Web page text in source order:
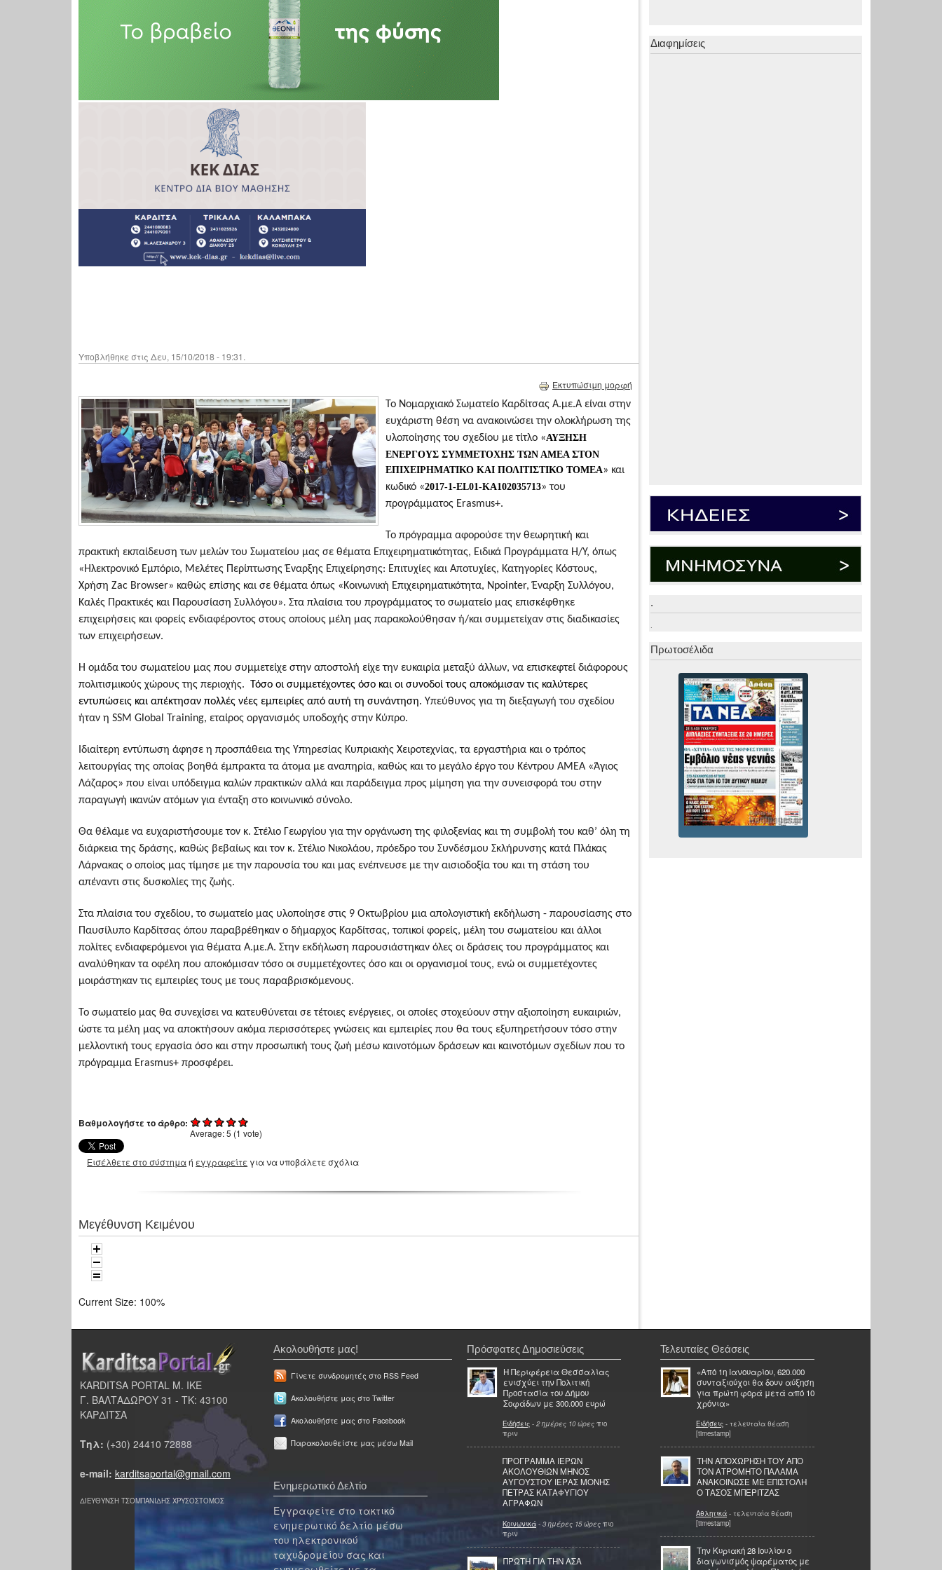
Υποβλήθηκε στις Δευ, 15/10/2018 - 19:31.
Εκτυπώσιμη μορφή
Το Νομαρχιακό Σωματείο Καρδίτσας Α.με.Α είναι στην
ευχάριστη θέση να ανακοινώσει την ολοκλήρωση της
υλοποίησης του σχεδίου με τίτλο «ΑΥΞΗΣΗ
ΕΝΕΡΓΟΥΣ ΣΥΜΜΕΤΟΧΗΣ ΤΩΝ ΑΜΕΑ ΣΤΟΝ
ΕΠΙΧΕΙΡΗΜΑΤΙΚΟ ΚΑΙ ΠΟΛΙΤΙΣΤΙΚΟ ΤΟΜΕΑ» και
κωδικό «2017-1-EL01-KA102035713» του
προγράμματος Erasmus+.
Το πρόγραμμα αφορούσε την θεωρητική και
πρακτική εκπαίδευση των μελών του Σωματείου μας σε θέματα Επιχειρηματικότητας, Ειδικά Προγράμματα Η/Υ, όπως
«Ηλεκτρονικό Εμπόριο, Μελέτες Περίπτωσης Έναρξης Επιχείρησης: Επιτυχίες και Αποτυχίες, Κατηγορίες Κόστους,
Χρήση Zac Browser» καθώς επίσης και σε θέματα όπως «Κοινωνική Επιχειρηματικότητα, Npointer, Έναρξη Συλλόγου,
Καλές Πρακτικές και Παρουσίαση Συλλόγου». Στα πλαίσια του προγράμματος το σωματείο μας επισκέφθηκε
επιχειρήσεις και φορείς ενδιαφέροντος στους οποίους μέλη μας παρακολούθησαν ή/και συμμετείχαν στις διαδικασίες
των επιχειρήσεων.
Η ομάδα του σωματείου μας που συμμετείχε στην αποστολή είχε την ευκαιρία μεταξύ άλλων, να επισκεφτεί διάφορους
πολιτισμικούς χώρους της περιοχής. Τόσο οι συμμετέχοντες όσο και οι συνοδοί τους αποκόμισαν τις καλύτερες
εντυπώσεις και απέκτησαν πολλές νέες εμπειρίες από αυτή τη συνάντηση. Υπεύθυνος για τη διεξαγωγή του σχεδίου
ήταν η SSM Global Training, εταίρος οργανισμός υποδοχής στην Κύπρο.
Ιδιαίτερη εντύπωση άφησε η προσπάθεια της Υπηρεσίας Κυπριακής Χειροτεχνίας, τα εργαστήρια και ο τρόπος
λειτουργίας της οποίας βοηθά έμπρακτα τα άτομα με αναπηρία, καθώς και το μεγάλο έργο του Κέντρου ΑΜΕΑ «Άγιος
Λάζαρος» που είναι υπόδειγμα καλών πρακτικών αλλά και παράδειγμα προς μίμηση για την συνεισφορά του στην
παραγωγή ικανών ατόμων για ένταξη στο κοινωνικό σύνολο.
Θα θέλαμε να ευχαριστήσουμε τον κ. Στέλιο Γεωργίου για την οργάνωση της φιλοξενίας και τη συμβολή του καθ’ όλη τη
διάρκεια της δράσης, καθώς βεβαίως και τον κ. Στέλιο Νικολάου, πρόεδρο του Συνδέσμου Σκλήρυνσης κατά Πλάκας
Λάρνακας ο οποίος μας τίμησε με την παρουσία του και μας ενέπνευσε με την αισιοδοξία του και τη στάση του
απέναντι στις δυσκολίες της ζωής.
Στα πλαίσια του σχεδίου, το σωματείο μας υλοποίησε στις 9 Οκτωβρίου μια απολογιστική εκδήλωση - παρουσίασης στο
Παυσίλυπο Καρδίτσας όπου παραβρέθηκαν ο δήμαρχος Καρδίτσας, τοπικοί φορείς, μέλη του σωματείου και άλλοι
πολίτες ενδιαφερόμενοι για θέματα Α.με.Α. Στην εκδήλωση παρουσιάστηκαν όλες οι δράσεις του προγράμματος και
αναλύθηκαν τα οφέλη που αποκόμισαν τόσο οι συμμετέχοντες όσο και οι οργανισμοί τους, ενώ οι συμμετέχοντες
μοιράστηκαν τις εμπειρίες τους με τους παραβρισκόμενους.
Το σωματείο μας θα συνεχίσει να κατευθύνεται σε τέτοιες ενέργειες, οι οποίες στοχεύουν στην αξιοποίηση ευκαιριών,
ώστε τα μέλη μας να αποκτήσουν ακόμα περισσότερες γνώσεις και εμπειρίες που θα τους εξυπηρετήσουν τόσο στην
μελλοντική τους εργασία όσο και στην προσωπική τους ζωή μέσω καινοτόμων δράσεων και καινοτόμων σχεδίων που το
πρόγραμμα Erasmus+ προσφέρει.
Βαθμολογήστε το άρθρο:
Average:5 (1 vote)
Εισέλθετε στο σύστημαή εγγραφείτε για να υποβάλετε σχόλια
Μεγέθυνση Κειμένου
Current Size: 100%
Διαφημίσεις
.
.
Πρωτοσέλιδα
KARDITSA PORTAL Μ. ΙΚΕ
Γ. ΒΑΛΤΑΔΩΡΟΥ 31 - ΤΚ: 43100
ΚΑΡΔΙΤΣΑ
Τηλ: (+30) 24410 72888
e-mail: karditsaportal@gmail.com
ΔΙΕΥΘΥΝΣΗ ΤΣΟΜΠΑΝΙΔΗΣ ΧΡΥΣΟΣΤΟΜΟΣ
Ακολουθήστε μας!
Γίνετε συνδρομητές στο RSS Feed
Ακολουθήστε μας στο Twitter
Ακολουθήστε μας στο Facebook
Παρακολουθείστε μας μέσω Mail
Ενημερωτικό Δελτίο
Εγγραφείτε στο τακτικό
ενημερωτικό δελτίο μέσω
του ηλεκτρονικού
ταχυδρομείου σας και
Πρόσφατες Δημοσιεύσεις
Η Περιφέρεια Θεσσαλίας
ενισχύει την Πολιτική
Προστασία του Δήμου
Σοφάδων με 300.000 ευρώ
Ειδήσεις - 2 ημέρες 10 ώρες πιο
πριν
ΠΡΟΓΡΑΜΜΑ ΙΕΡΩΝ
ΑΚΟΛΟΥΘΙΩΝ ΜΗΝΟΣ
ΑΥΓΟΥΣΤΟΥ ΙΕΡΑΣ ΜΟΝΗΣ
ΠΕΤΡΑΣ ΚΑΤΑΦΥΓΙΟΥ
ΑΓΡΑΦΩΝ
Κοινωνικά - 3 ημέρες 15 ώρες πιο
πριν
ΠΡΩΤΗ ΓΙΑ ΤΗΝ ΑΣΑ
Τελευταίες Θεάσεις
«Από 1η Ιανουαρίου, 620.000
συνταξιούχοι θα δουν αύξηση
για πρώτη φορά μετά από 10
χρόνια»
Ειδήσεις - τελευταία θέαση
[timestamp]
ΤΗΝ ΑΠΟΧΩΡΗΣΗ ΤΟΥ ΑΠΟ
ΤΟΝ ΑΤΡΟΜΗΤΟ ΠΑΛΑΜΑ
ΑΝΑΚΟΙΝΩΣΕ ΜΕ ΕΠΙΣΤΟΛΗ
Ο ΤΑΣΟΣ ΜΠΕΡΙΤΖΑΣ
Αθλητικά - τελευταία θέαση
[timestamp]
Tην Κυριακή 28 Ιουλίου o
διαγωνισμός ψαρέματος με